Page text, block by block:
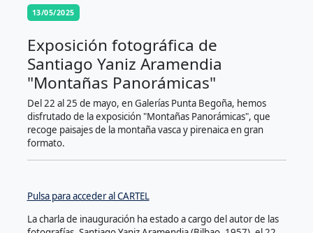
13/05/2025
Exposición fotográfica de
Santiago Yaniz Aramendia
"Montañas Panorámicas"
Del 22 al 25 de mayo, en Galerías Punta Begoña, hemos
disfrutado de la exposición "Montañas Panorámicas", que
recoge paisajes de la montaña vasca y pirenaica en gran
formato.
Pulsa para acceder al CARTEL
La charla de inauguración ha estado a cargo del autor de las